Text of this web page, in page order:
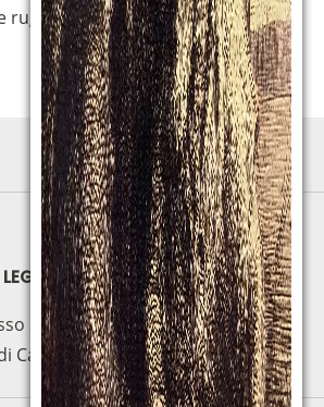
rugăciune carismatică a
S.Manno
Carpine, 63 - 06127 (PG)